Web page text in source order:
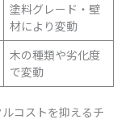
塗料グレード・壁
材により変動
木の種類や劣化度
で変動
コストを抑えるチ